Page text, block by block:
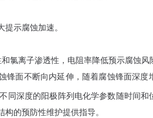
示腐蚀加速。
氯离子渗透性，电阻率降低预示腐蚀风
锋面不断向内延伸，随着腐蚀锋面深度
同深度的阳极阵列电化学参数随时间和
的预防性维护提供指导。